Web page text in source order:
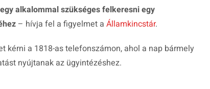
alkalommal szükséges felkeresni egy
– hívja fel a figyelmet a Államkincstár.
kérni a 1818-as telefonszámon, ahol a nap bármely
nyújtanak az ügyintézéshez.